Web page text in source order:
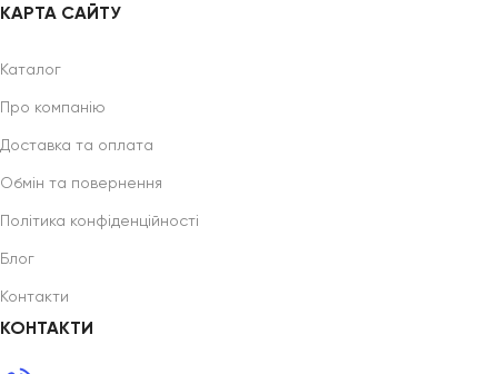
КАРТА САЙТУ
Каталог
Про компанію
Доставка та оплата
Обмін та повернення
Політика конфіденційності
Блог
Контакти
КОНТАКТИ